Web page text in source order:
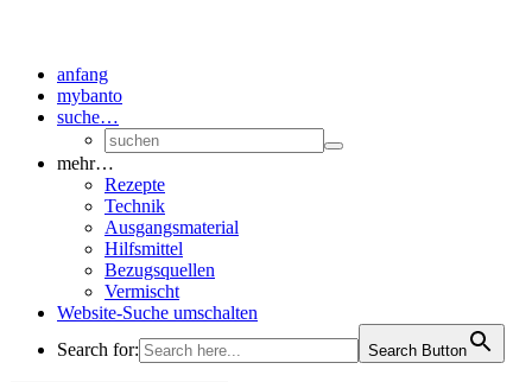
anfang
mybanto
suche…
mehr…
Rezepte
Technik
Ausgangsmaterial
Hilfsmittel
Bezugsquellen
Vermischt
Website-Suche umschalten
Search for:
Search Button